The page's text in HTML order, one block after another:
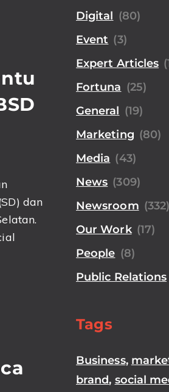
dan
Digital (80)
Event (3)
Expert Articles
Fortuna (25)
General (19)
Marketing (80)
Media (43)
News (309)
Newsroom (332)
Our Work (17)
People (8)
Public Relations
Tags
Business,
brand, social